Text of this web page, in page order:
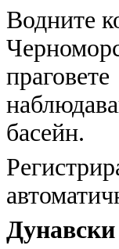
Водните
басейн.
Дунавски